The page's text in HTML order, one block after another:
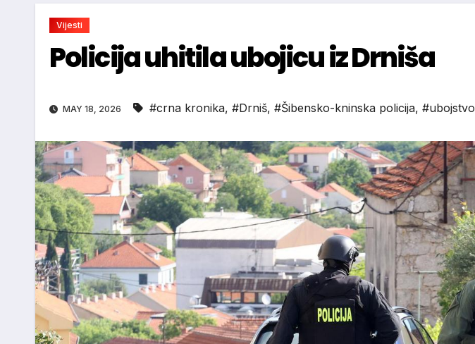
Vijesti
Policija uhitila ubojicu iz Drniša
MAY 18, 2026 #crna kronika, #Drniš, #Šibensko-kninska policija, #ubojstvo